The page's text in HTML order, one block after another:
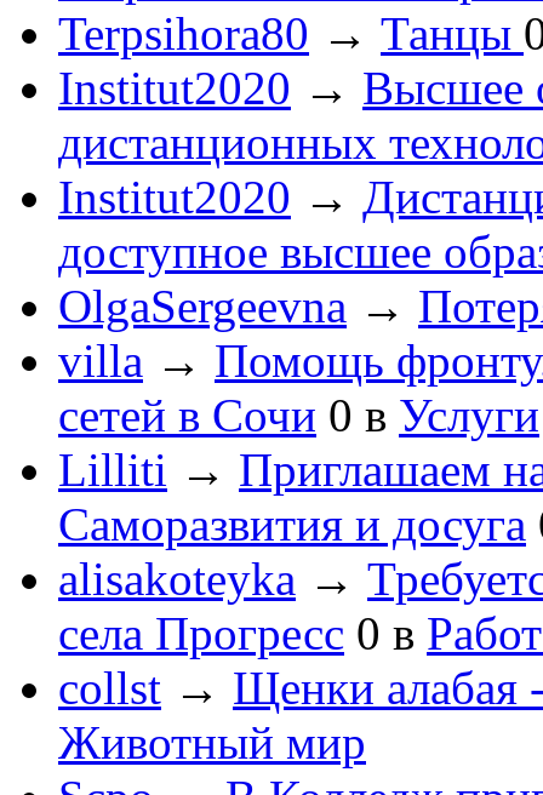
Terpsihora80 → Танцы
Institut2020 → Высшее
дистанционных
Institut2020 →
доступное высшее
OlgaSergeevna →
villa → Помощь
сетей в Сочи 0 в Услуги
Lilliti → Приглашаем
Саморазвития и досуга
alisakoteyka →
села Прогресс 0 в
collst → Щенки алабая
Животный мир